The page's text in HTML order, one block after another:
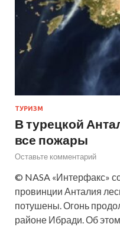
ТУРИЗМ
В турецкой
все пожары
Оставьте комментарий
© NASA «Интерфакс»
провинции Анталия
потушены. Огонь
районе Ибради. Об